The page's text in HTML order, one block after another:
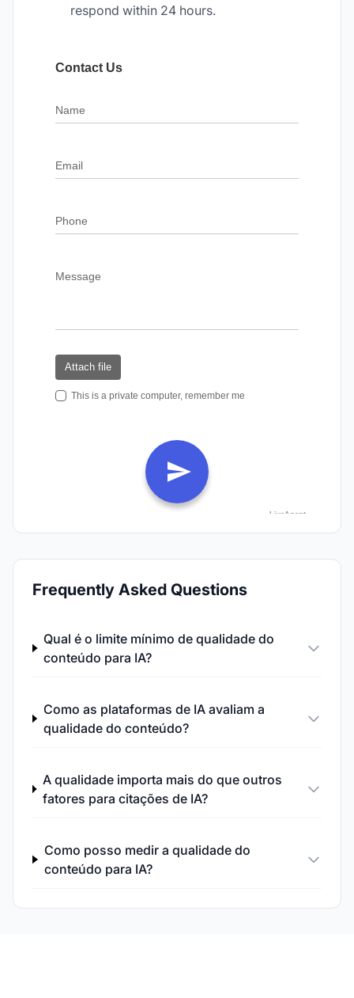
respond within 24 hours.
Frequently Asked Questions
Qual é o limite mínimo de qualidade do
conteúdo para IA?
Como as plataformas de IA avaliam a
qualidade do conteúdo?
A qualidade importa mais do que outros
fatores para citações de IA?
Como posso medir a qualidade do
conteúdo para IA?